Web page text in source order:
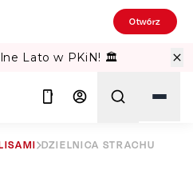
Otwórz
Lato w PKiN! 🏛️
DZIELNICA STRACHU